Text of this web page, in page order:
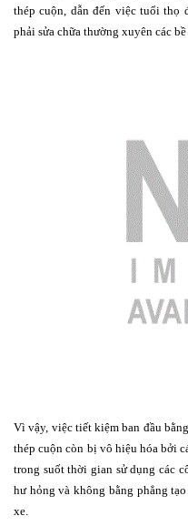
thép cuộn, dẫn đến việc tuổi thọ
phải sửa chữa thường xuyên các
Vì vậy, việc tiết kiệm ban đầu
thép cuộn còn bị vô hiệu hóa bởi
trong suốt thời gian sử dụng các
hư hỏng và không bằng phẳng
xe.